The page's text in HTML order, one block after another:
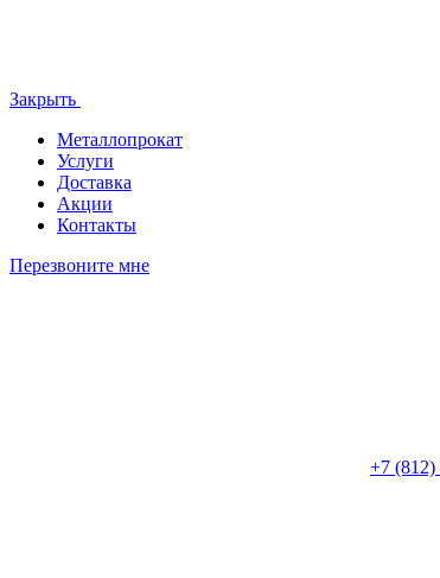
Закрыть
Металлопрокат
Услуги
Доставка
Акции
Контакты
Перезвоните мне
+7 (812)